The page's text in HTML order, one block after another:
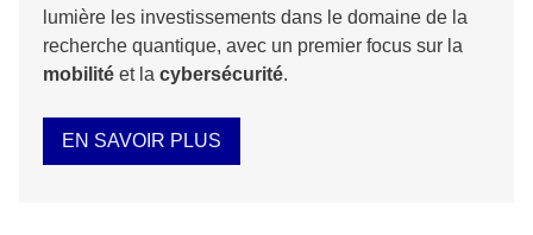
lumière les investissements dans le domaine de la
recherche quantique, avec un premier focus sur la
mobilité et la cybersécurité.
EN SAVOIR PLUS